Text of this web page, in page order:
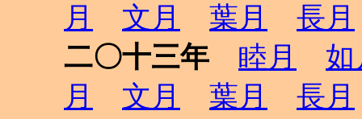
月
文月 葉月
長月
二〇十三年
睦月
如
月
文月 葉月
長月